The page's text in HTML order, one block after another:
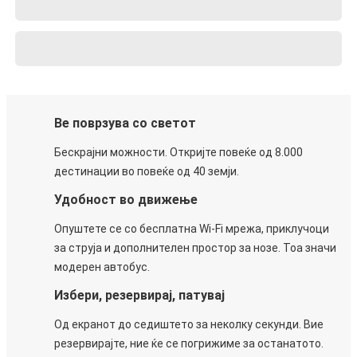
Ве поврзува со светот
Бескрајни можности. Откријте повеќе од 8.000
дестинации во повеќе од 40 земји.
Удобност во движење
Опуштете се со бесплатна Wi-Fi мрежа, приклучоци
за струја и дополнителен простор за нозе. Тоа значи
модерен автобус.
Избери, резервирај, патувај
Од екранот до седиштето за неколку секунди. Вие
резервирајте, ние ќе се погрижиме за останатото.